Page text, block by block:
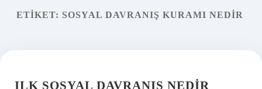
Yasal Uyarı
ETIKET: SOSYAL DAVRANIŞ KURAMI NEDIR
ILK SOSYAL DAVRANIŞ NEDIR